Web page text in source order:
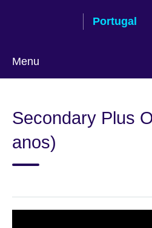
Portugal
Menu
língua
Secondary Plus
anos)